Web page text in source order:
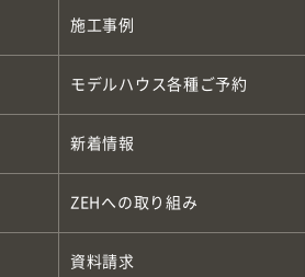
施工事例
モデルハウス各種ご予約
新着情報
ZEH への取り組み
資料請求